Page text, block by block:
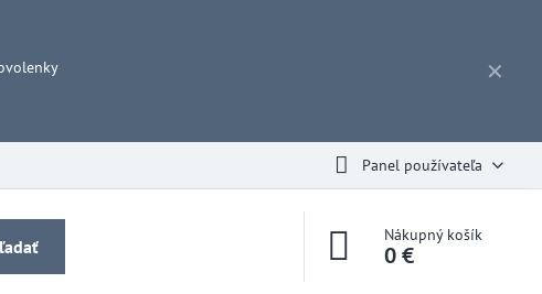
✕
Panel používateľa
Nákupný košík
0 €